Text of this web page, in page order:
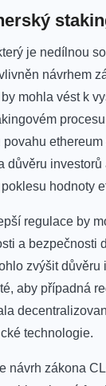
⁣je nedílnou
návrhem
mohla⁤ vést k
ethereum
důvěru
hodnoty
‍regulace ⁤by
a⁤ bezpečnosti
zvýšit
aby ​případná
technologie.
návrh zákona